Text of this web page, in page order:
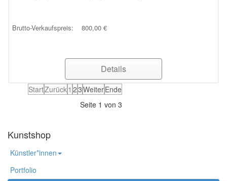
Brutto-Verkaufspreis: 800,00 €
Details
StartZurück 1 23WeiterEnde
Seite 1 von 3
Kunstshop
Künstler*innen
Portfolio